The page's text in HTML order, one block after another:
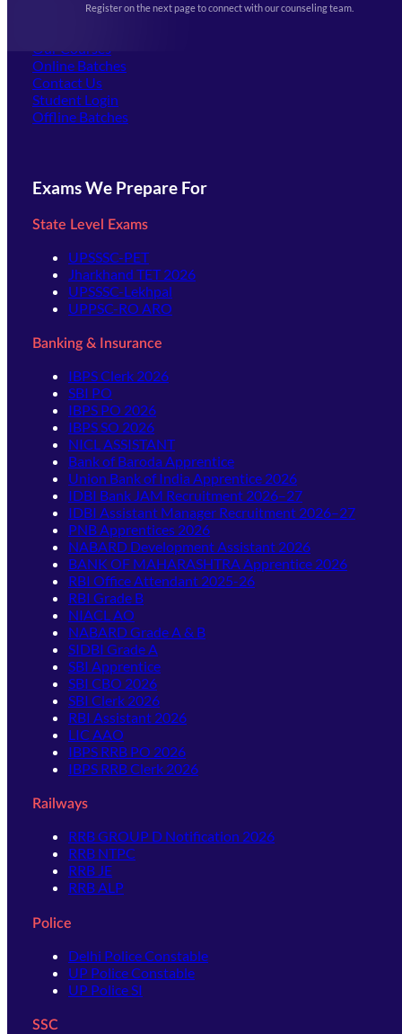
Register on the next page to connect with our counseling team.
(opens in new tab)
Our Courses
Online Batches
Contact Us
Student Login
Offline Batches
Exams We Prepare For
State Level Exams
UPSSSC-PET
Jharkhand TET 2026
UPSSSC-Lekhpal
UPPSC-RO ARO
Banking & Insurance
IBPS Clerk 2026
SBI PO
IBPS PO 2026
IBPS SO 2026
NICL ASSISTANT
Bank of Baroda Apprentice
Union Bank of India Apprentice 2026
IDBI Bank JAM Recruitment 2026–27
IDBI Assistant Manager Recruitment 2026–27
PNB Apprentices 2026
NABARD Development Assistant 2026
BANK OF MAHARASHTRA Apprentice 2026
RBI Office Attendant 2025-26
RBI Grade B
NIACL AO
NABARD Grade A & B
SIDBI Grade A
SBI Apprentice
SBI CBO 2026
SBI Clerk 2026
RBI Assistant 2026
LIC AAO
IBPS RRB PO 2026
IBPS RRB Clerk 2026
Railways
RRB GROUP D Notification 2026
RRB NTPC
RRB JE
RRB ALP
Police
Delhi Police Constable
UP Police Constable
UP Police SI
SSC